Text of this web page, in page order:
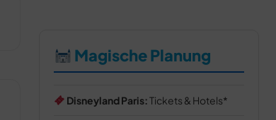
Magische Planung
Disneyland Paris:Tickets & Hotels